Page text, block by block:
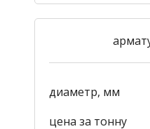
диаметр, мм
цена за тонну